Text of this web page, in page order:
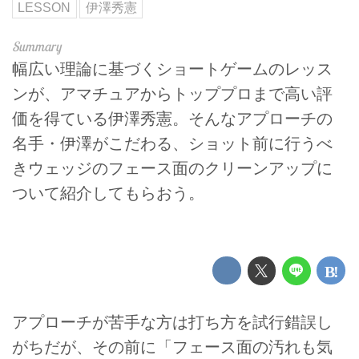
LESSON 伊澤秀憲
幅広い理論に基づくショートゲームのレッス
ンが、アマチュアからトッププロまで高い評
価を得ている伊澤秀憲。そんなアプローチの
名手・伊澤がこだわる、ショット前に行うべ
きウェッジのフェース面のクリーンアップに
ついて紹介してもらおう。
アプローチが苦手な方は打ち方を試行錯誤し
がちだが、その前に「フェース面の汚れも気